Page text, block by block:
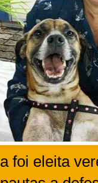
foi eleita